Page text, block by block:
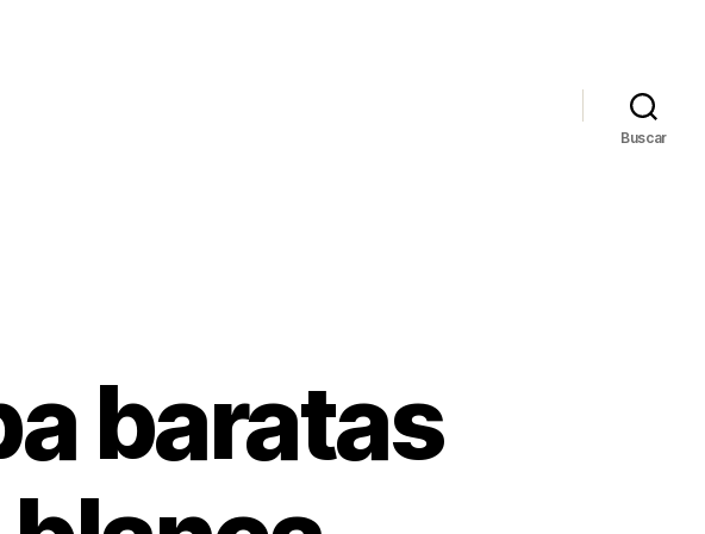
Buscar
baratas